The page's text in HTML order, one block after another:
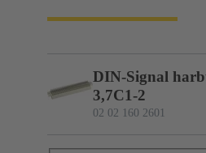
DIN-Signal
3,7C1-2
02 02 160 2601